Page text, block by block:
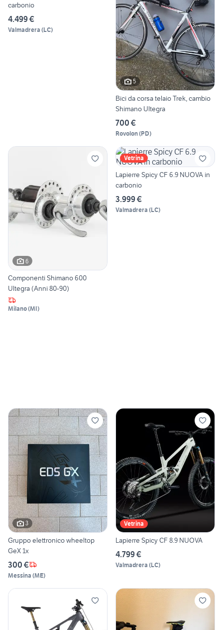
carbonio
4.499 €
Valmadrera (LC)
5
Bici da corsa telaio Trek, cambio
Shimano Ultegra
700 €
Rovolon(PD)
6
Componenti Shimano 600
Ultegra (Anni 80-90)
Milano(MI)
Vetrina
Lapierre Spicy CF 6.9 NUOVA in
carbonio
3.999 €
Valmadrera (LC)
3
Gruppo elettronico wheeltop
GeX 1x
300 €
Messina (ME)
Vetrina
Lapierre Spicy CF 8.9 NUOVA
4.799 €
Valmadrera (LC)